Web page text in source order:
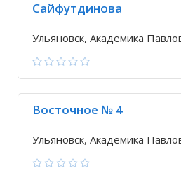
Сайфутдинова
Ульяновск, Академика
Восточное № 4
Ульяновск, Академика